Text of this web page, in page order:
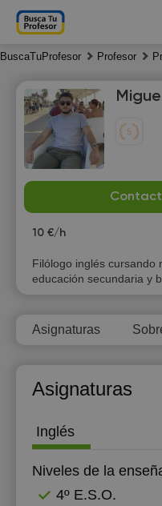
BuscaTuProfesor Profesor
10 €/h
Filólogo inglés cursando
educación secundaria y
Asignaturas
Asignaturas
Inglés
Niveles de la
4º E.S.O.
10
Tu
11